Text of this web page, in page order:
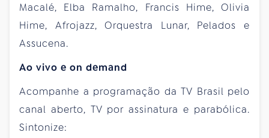
Macalé, Elba Ramalho, Francis Hime, Olivia
Hime, Afrojazz, Orquestra Lunar, Pelados e
Assucena.
Ao vivo e on demand
Acompanhe a programação da TV Brasil pelo
canal aberto, TV por assinatura e parabólica.
Sintonize: